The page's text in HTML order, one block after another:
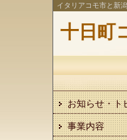
イタリアコモ市と新
十日町
お知らせ・ト
事業内容